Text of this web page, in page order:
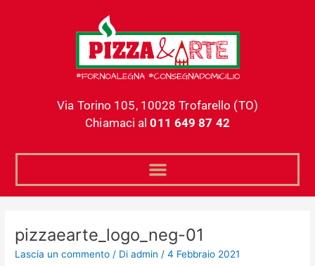
Via Torino 105, 10028 Trofarello (TO)
Chiamaci al 011 649 87 42
pizzaearte_logo_neg-01
Lascia un commento / Diadmin/4 Febbraio 2021